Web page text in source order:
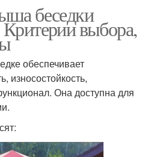
беседки
выбора,
обеспечивает
износостойкость,
Она доступна для